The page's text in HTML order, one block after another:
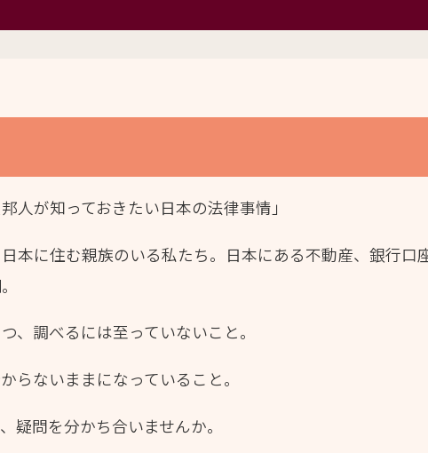
人が知っておきたい日本の法律事情」
本に住む親族のいる私たち。日本にある不動産、銀行
、調べるには至っていないこと。
らないままになっていること。
疑問を分かち合いませんか。